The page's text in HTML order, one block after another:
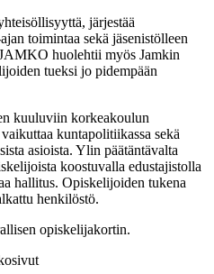
järjestää
toimintaa sekä jäsenistölleen
huolehtii myös Jamkin
tueksi jo pidempään
kuuluviin korkeakoulun
kuntapolitiikassa sekä
asioista. Ylin päätäntävalta
koostuvalla edustajistolla
hallitus. Opiskelijoiden tukena
henkilöstö.
opiskelijakortin.